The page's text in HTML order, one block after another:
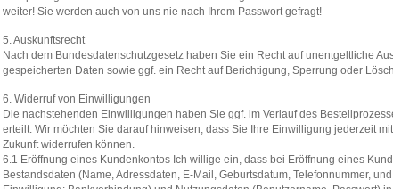
weiter! Sie werden auch von uns nie nach Ihrem Passwort gefragt!
5. Auskunftsrecht
Nach dem Bundesdatenschutzgesetz haben Sie ein Recht auf unentgeltliche
gespeicherten Daten sowie ggf. ein Recht auf Berichtigung, Sperrung oder
6. Widerruf von Einwilligungen
Die nachstehenden Einwilligungen haben Sie ggf. im Verlauf des
erteilt. Wir möchten Sie darauf hinweisen, dass Sie Ihre Einwilligung jederzeit
Zukunft widerrufen können.
6.1 Eröffnung eines Kundenkontos Ich willige ein, dass bei Eröffnung eines
Bestandsdaten (Name, Adressdaten, E-Mail, Geburtsdatum, Telefonnummer,